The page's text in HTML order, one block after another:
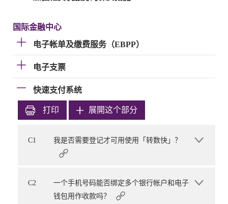
国际金融中心
电子帐单及缴费服务（EBPP）
电子支票
快速支付系统
打印 展開这个部分
C1 我是否需要登记才可用使用「转数快」？
C2
一个手机号码能否绑定多个银行帐户和电子
钱包用作收款吗？